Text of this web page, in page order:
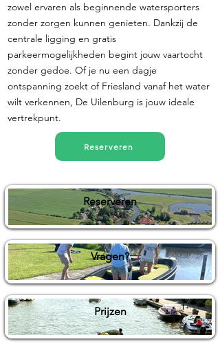
zowel ervaren als beginnende watersporters
zonder zorgen kunnen genieten. Dankzij de
centrale ligging en gratis
parkeermogelijkheden begint jouw vaartocht
zonder gedoe. Of je nu een dagje
ontspanning zoekt of Friesland vanaf het water
wilt verkennen, De Uilenburg is jouw ideale
vertrekpunt.
Reserveren
Reserveren
Vragen?
Prijzen